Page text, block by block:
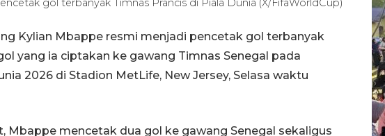
gol terbanyak Timnas Prancis di Piala Dunia (X/FifaWorldCup)
Kylian Mbappe resmi menjadi pencetak gol terbanyak
yang ia ciptakan ke gawang Timnas Senegal pada
2026 di Stadion MetLife, New Jersey, Selasa waktu
Mbappe mencetak dua gol ke gawang Senegal sekaligus